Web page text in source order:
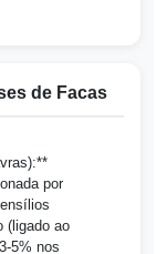
de Facas
por
(ligado ao
5% nos